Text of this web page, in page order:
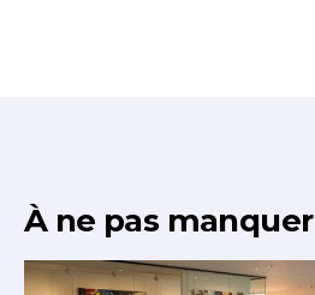
À ne pas manquer